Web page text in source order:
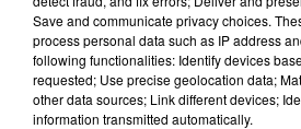
Save and communicate privacy choices.
process personal data such as IP address
following functionalities: Identify devices
requested; Use precise geolocation data;
other data sources; Link different devices;
information transmitted automatically.